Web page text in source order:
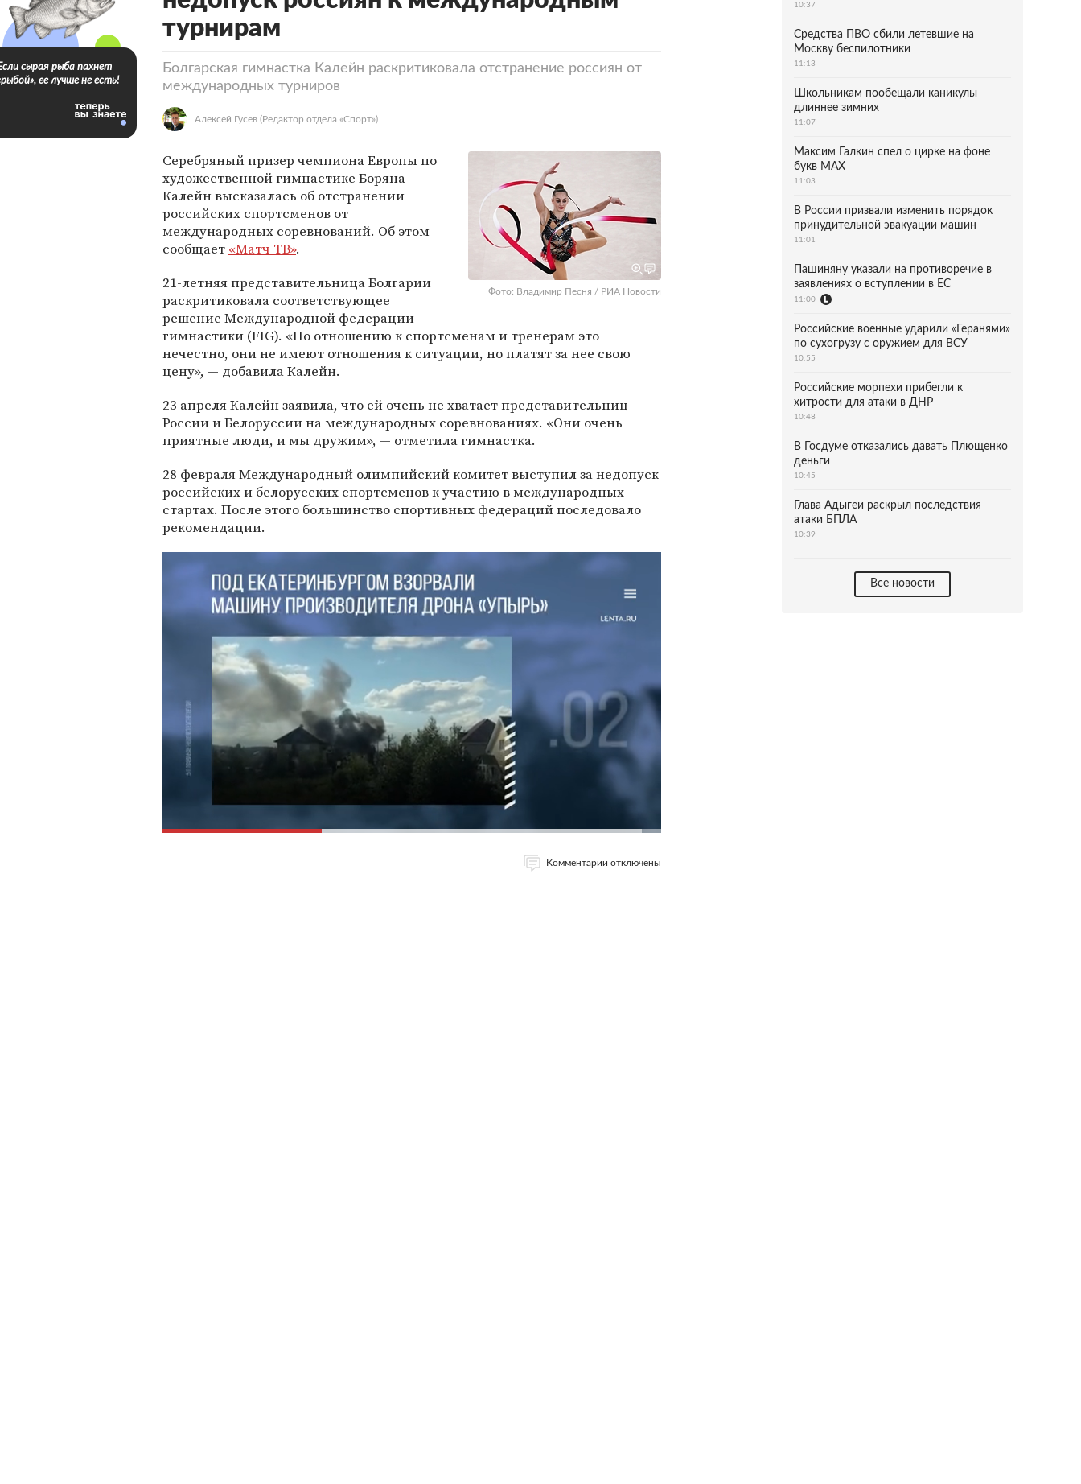
турнирам
Болгарская гимнастка Калейн раскритиковала отстранение россиян от
международных турниров
Алексей Гусев (Редактор отдела «Спорт»)
Фото: Владимир Песня / РИА Новости
Серебряный призер чемпиона Европы по
художественной гимнастике Боряна
Калейн высказалась об отстранении
российских спортсменов от
международных соревнований. Об этом
сообщает «Матч ТВ».
21-летняя представительница Болгарии
раскритиковала соответствующее
решение Международной федерации
гимнастики (FIG). «По отношению к спортсменам и тренерам это
нечестно, они не имеют отношения к ситуации, но платят за нее свою
цену», — добавила Калейн.
23 апреля Калейн заявила, что ей очень не хватает представительниц
России и Белоруссии на международных соревнованиях. «Они очень
приятные люди, и мы дружим», — отметила гимнастка.
28 февраля Международный олимпийский комитет выступил за недопуск
российских и белорусских спортсменов к участию в международных
стартах. После этого большинство спортивных федераций последовало
рекомендации.
Комментарии отключены
сырая рыба пахнет
ее лучше не есть!
10:37
Средства ПВО сбили летевшие на
Москву беспилотники
11:13
Школьникам пообещали каникулы
длиннее зимних
11:07
Максим Галкин спел о цирке на фоне
букв MAX
11:03
В России призвали изменить порядок
принудительной эвакуации машин
11:01
Пашиняну указали на противоречие в
заявлениях о вступлении в ЕС
11:00
Российские военные ударили «Геранями»
по сухогрузу с оружием для ВСУ
10:55
Российские морпехи прибегли к
хитрости для атаки в ДНР
10:48
В Госдуме отказались давать Плющенко
деньги
10:45
Глава Адыгеи раскрыл последствия
атаки БПЛА
10:39
Все новости